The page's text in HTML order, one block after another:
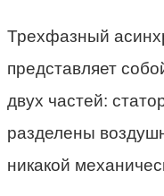
Трехфазный
представляет
двух частей:
разделены
никакой